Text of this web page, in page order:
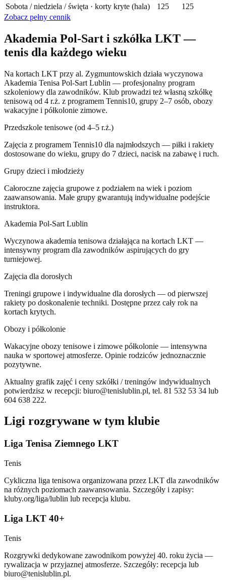
Sobota / niedziela / święta · korty kryte (hala)
125
125
Zobacz pełny cennik
Akademia Pol-Sart i szkółka LKT —
tenis dla każdego wieku
Na kortach LKT przy al. Zygmuntowskich działa wyczynowa
Akademia Tenisa Pol-Sart Lublin — profesjonalny program
szkoleniowy dla zawodników. Klub prowadzi też własną szkółkę
tenisową od 4 r.ż. z programem Tennis10, grupy 2–7 osób, obozy
wakacyjne i półkolonie zimowe.
Przedszkole tenisowe (od 4–5 r.ż.)
Zajęcia z programem Tennis10 dla najmłodszych — piłki i rakiety
dostosowane do wieku, grupy do 7 dzieci, nacisk na zabawę i ruch.
Grupy dzieci i młodzieży
Całoroczne zajęcia grupowe z podziałem na wiek i poziom
zaawansowania. Małe grupy gwarantują indywidualne podejście
instruktora.
Akademia Pol-Sart Lublin
Wyczynowa akademia tenisowa działająca na kortach LKT —
intensywny program dla zawodników aspirujących do gry
turniejowej.
Zajęcia dla dorosłych
Treningi grupowe i indywidualne dla dorosłych — od pierwszej
rakiety po doskonalenie techniki. Dostępne przez cały rok na
kortach krytych.
Obozy i półkolonie
Wakacyjne obozy tenisowe i zimowe półkolonie — intensywna
nauka w sportowej atmosferze. Opinie rodziców jednoznacznie
pozytywne.
Aktualny grafik zajęć i ceny szkółki / treningów indywidualnych
potwierdzisz w recepcji: biuro@tenislublin.pl, tel. 81 532 53 34 lub
604 638 222.
Ligi rozgrywane w tym klubie
Liga Tenisa Ziemnego LKT
Tenis
Cykliczna liga tenisowa organizowana przez LKT dla zawodników
na różnych poziomach zaawansowania. Szczegóły i zapisy:
kluby.org/liga/lublin lub recepcja klubu.
Liga LKT 40+
Tenis
Rozgrywki dedykowane zawodnikom powyżej 40. roku życia —
rywalizacja w przyjaznej atmosferze. Szczegóły: recepcja lub
biuro@tenislublin.pl.